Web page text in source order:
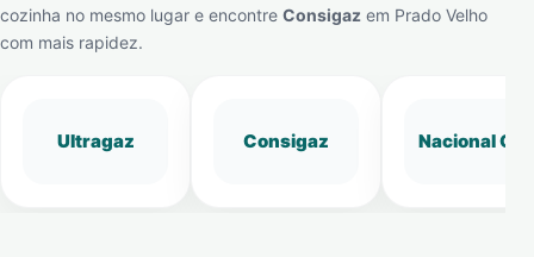
cozinha no mesmo lugar e encontre Consigaz em Prado Velho
com mais rapidez.
Ultragaz Consigaz Nacional Gás